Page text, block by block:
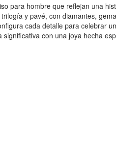
para hombre que reflejan una
y pavé, con diamantes,
cada detalle para celebrar
con una joya hecha